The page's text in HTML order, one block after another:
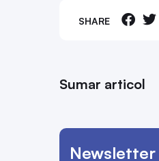
SHARE
Sumar articol
Newsletter